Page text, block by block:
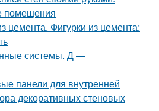
помещения
цемента. Фигурки из цемента:
системы. Д —
панели для внутренней
декоративных стеновых